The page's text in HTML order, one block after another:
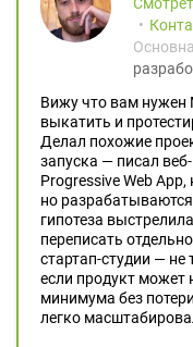
Вижу что вам
выкатить и
Делал похожие
запуска — писал
Progressive Web
но
гипотеза
переписать
стартап-студии — не
если продукт может
минимума без
легко